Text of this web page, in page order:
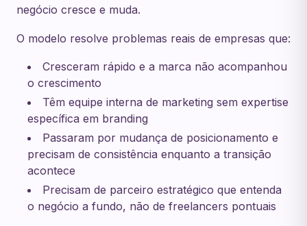
negócio cresce e muda.
O modelo resolve problemas reais de empresas que:
Cresceram rápido e a marca não acompanhou
o crescimento
Têm equipe interna de marketing sem expertise
específica em branding
Passaram por mudança de posicionamento e
precisam de consistência enquanto a transição
acontece
Precisam de parceiro estratégico que entenda
o negócio a fundo, não de freelancers pontuais